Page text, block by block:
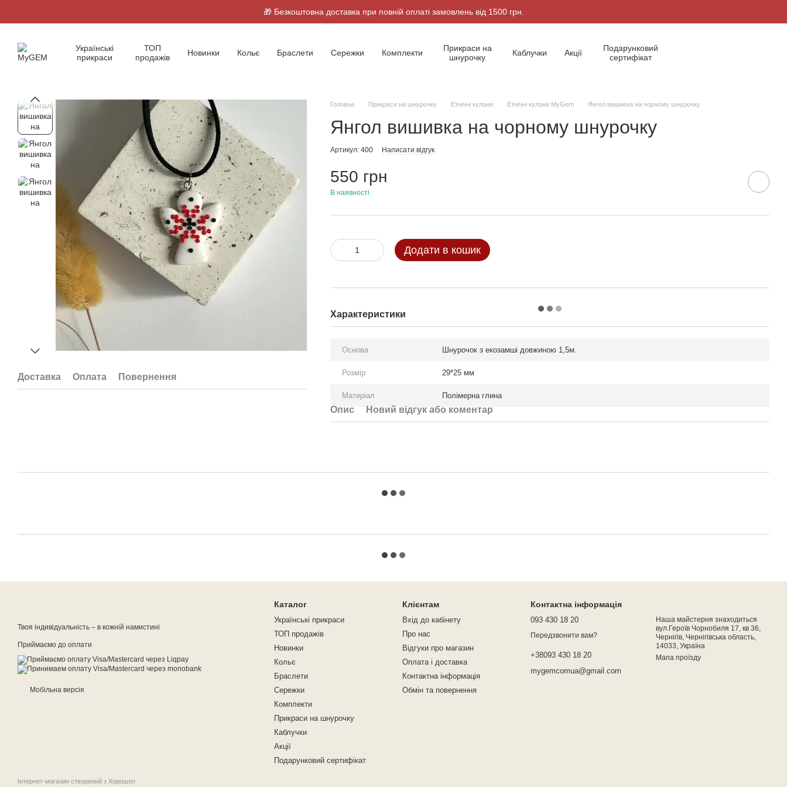
🎁 Безкоштовна доставка при повній оплаті замовлень від 1500 грн.
Українські
прикраси
ТОП
продажів
Новинки Кольє Браслети Сережки Комплекти
Прикраси на
шнурочку
Каблучки Акції
Подарунковий
сертифікат
Доставка Оплата Повернення
Головна Прикраси на шнурочку Етнічні кулони Етнічні кулони MyGem Янгол вишивка на чорному шнурочку
Янгол вишивка на чорному шнурочку
Артикул: 400 Написати відгук
550 грн
В наявності
Додати в кошик
Характеристики
Основа Шнурочок з екозамші довжиною 1,5м.
Розмір 29*25 мм
Матеріал Полімерна глина
Опис Новий відгук або коментар
Твоя індивідуальність – в кожній намистині
Приймаємо до оплати
Мобільна версія
Інтернет-магазин створений з Хорошоп
Каталог
Українські прикраси
ТОП продажів
Новинки
Кольє
Браслети
Сережки
Комплекти
Прикраси на шнурочку
Каблучки
Акції
Подарунковий сертифікат
Клієнтам
Вхід до кабінету
Про нас
Відгуки про магазин
Оплата і доставка
Контактна інформація
Обмін та повернення
Контактна інформація
093 430 18 20
Передзвонити вам?
+38093 430 18 20
mygemcomua@gmail.com
Наша майстерня знаходиться
вул.Героїв Чорнобиля 17, кв 36,
Чернігів, Чернігівська область,
14033, Україна
Мапа проїзду